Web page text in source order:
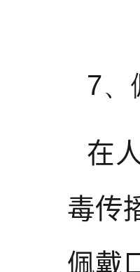
7、
在
毒传
佩戴